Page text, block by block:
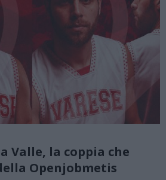
Valle, la coppia che
Openjobmetis